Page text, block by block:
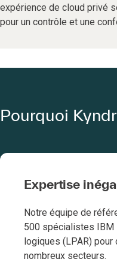
expérience de cloud privé
pour un contrôle et une
Pourquoi
Expertise
Notre équipe de
500 spécialistes IBM
logiques (LPAR)
nombreux secteurs.